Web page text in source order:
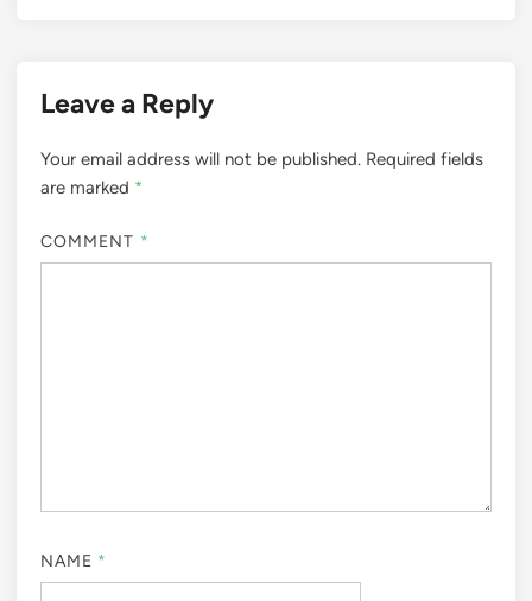
Leave a Reply
Your email address will not be published. Required fields
are marked *
COMMENT *
NAME *